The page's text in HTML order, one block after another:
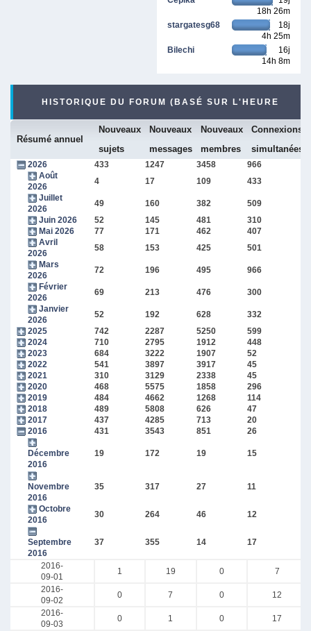
18h 26m
stargatesg68
18j
4h 25m
Bilechi
16j
14h 8m
HISTORIQUE DU FORUM (BASÉ SUR L'HEURE
Résumé annuel
Nouveaux
sujets
Nouveaux
messages
Nouveaux
membres
Connexions
simultanées
2026 433 1247 3458 966
Août
2026
4 17 109 433
Juillet
2026
49 160 382 509
Juin 2026
52 145 481 310
Mai 2026
77 171 462 407
Avril
2026
58 153 425 501
Mars
2026
72 196 495 966
Février
2026
69 213 476 300
Janvier
2026
52 192 628 332
2025
742 2287 5250 599
2024
710 2795 1912 448
2023
684 3222 1907 52
2022
541 3897 3917 45
2021
310 3129 2338 45
2020
468 5575 1858 296
2019
484 4662 1268 114
2018
489 5808 626 47
2017
437 4285 713 20
2016
431 3543 851 26
Décembre
2016
19 172 19 15
Novembre
2016
35 317 27 11
Octobre
2016
30 264 46 12
Septembre
2016
37 355 14 17
2016-
09-01
1 19 0
7
2016-
09-02
0 7 0
12
2016-
09-03
0 1 0
17